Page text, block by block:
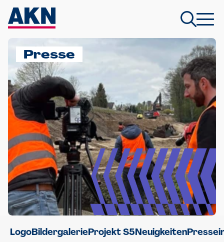
Presse
LogoBildergalerieProjekt S5Neuigkeiten